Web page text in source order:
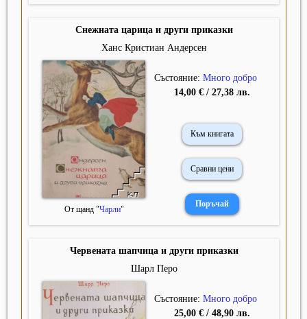
Снежната царица и други приказки
Ханс Кристиан Андерсен
От щанд "Чарли"
Състояние: Много добро
14,00 € / 27,38 лв.
Към книгата
Сравни цени
Червената шапчица и други приказки
Шарл Перо
Състояние: Много добро
25,00 € / 48,90 лв.